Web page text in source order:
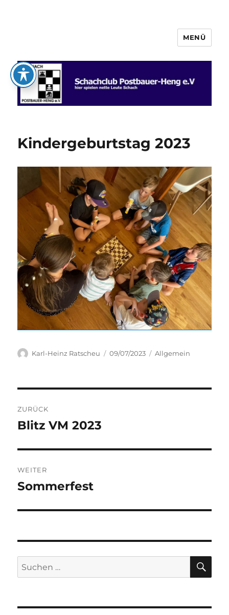
Schachclub Postbauer-Heng e.V.
MENÜ
Kindergeburtstag 2023
Autor
Karl-Heinz Ratscheu
Veröffentlicht
09/07/2023 Kategorien
Allgemein
ZURÜCK
Vorheriger
Blitz VM 2023
WEITER
Nächster
Sommerfest
Suchen
nach: